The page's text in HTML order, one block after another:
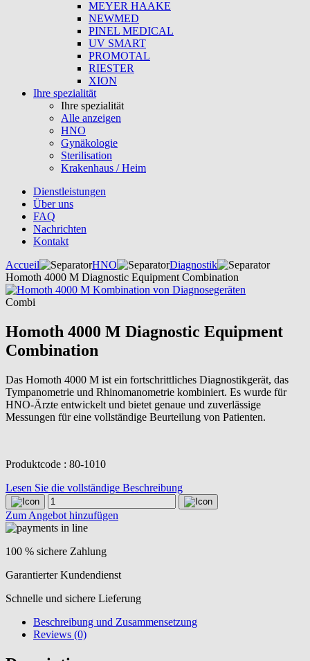
MEYER HAAKE
NEWMED
PINEL MEDICAL
UV SMART
PROMOTAL
RIESTER
XION
Ihre spezialität
Ihre spezialität
Alle anzeigen
HNO
Gynäkologie
Sterilisation
Krakenhaus / Heim
Dienstleistungen
Über uns
FAQ
Nachrichten
Kontakt
Accueil
HNO
Diagnostik
Homoth 4000 M Diagnostic Equipment Combination
Combi
Homoth 4000 M Diagnostic Equipment
Combination
Das Homoth 4000 M ist ein fortschrittliches Diagnostikgerät, das
Tympanometrie und Rhinomanometrie kombiniert. Es wurde für
HNO-Ärzte entwickelt und bietet genaue und zuverlässige
Messungen für eine vollständige Beurteilung von Patienten.
Produktcode : 80-1010
Lesen Sie die vollständige Beschreibung
Homoth
4000
M
Diagnostic
Equipment
quantity
Zum Angebot hinzufügen
100 % sichere Zahlung
Garantierter Kundendienst
Schnelle und sichere Lieferung
Beschreibung und Zusammensetzung
Reviews (0)